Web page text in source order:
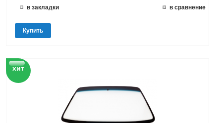
в закладки в сравнение
Купить
хит